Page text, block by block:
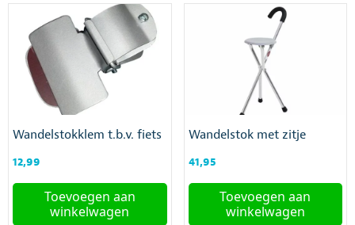
Wandelstokklem t.b.v. fiets
12,99
Toevoegen aan
winkelwagen
Wandelstok met zitje
41,95
Toevoegen aan
winkelwagen